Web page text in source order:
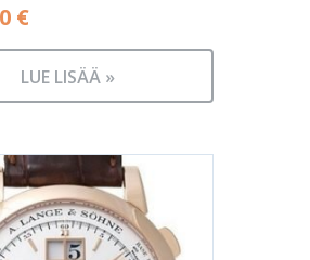
€
LUE LISÄÄ »